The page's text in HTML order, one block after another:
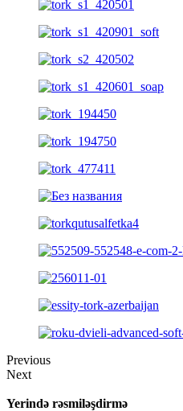
Previous
Next
Yerində rəsmiləşdirmə